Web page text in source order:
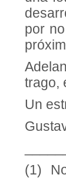
por
trago,
Un
(1)